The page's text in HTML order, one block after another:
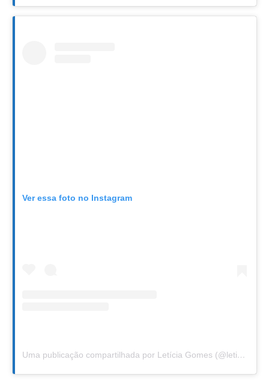
Ver essa foto no Instagram
Uma publicação compartilhada por Letícia Gomes (@leticiafgomes)